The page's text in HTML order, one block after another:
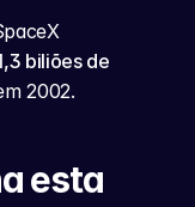
biliões de
2002.
esta